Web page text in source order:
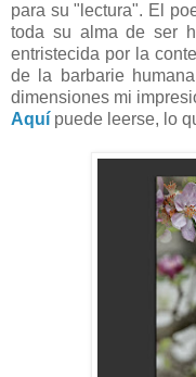
para su "lectura". El
toda su alma de ser
entristecida por la
de la barbarie
dimensiones mi
Aquí puede leerse, lo